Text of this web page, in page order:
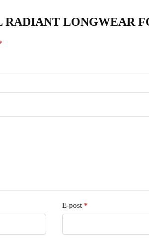
RADIANT LONGWEAR
E-post *